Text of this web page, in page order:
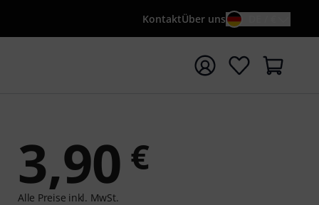
KontaktÜber uns
mit Suchwort {searchTerm} starten
3,90 €
Alle Preise inkl. MwSt.